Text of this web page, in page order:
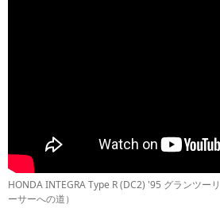
HONDA INTEGRA Type R (DC2) '95 グランツー
ーサーへの道）